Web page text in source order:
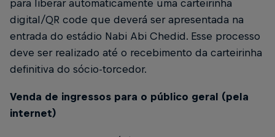
para liberar automaticamente uma carteirinha
digital/QR code que deverá ser apresentada na
entrada do estádio Nabi Abi Chedid. Esse processo
deve ser realizado até o recebimento da carteirinha
definitiva do sócio-torcedor.
Venda de ingressos para o público geral (pela
internet)